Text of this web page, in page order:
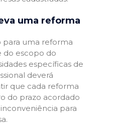
uma reforma
para uma reforma
do escopo do
específicas de
deverá
que cada reforma
do prazo acordado
para